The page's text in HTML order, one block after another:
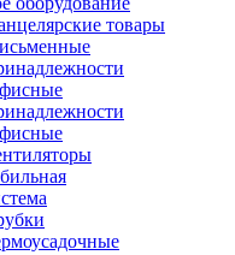
товары